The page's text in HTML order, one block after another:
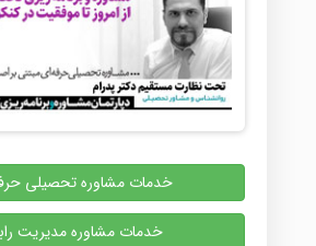
خدمات مشاوره تحصیلی
خدمات مشاوره مدیریت